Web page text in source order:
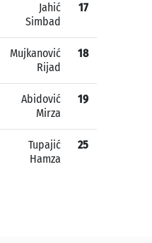
Jahić
Simbad
17
Mujkanović
Rijad
18
Abidović
Mirza
19
Tupajić
Hamza
25